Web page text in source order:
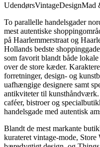
UdendørsVintageDesignMad
To parallelle handelsgader
mest autentiske
på Haarlemmerstraat og
Hollands bedste
som favorit blandt både
over de store kæder.
forretninger, design- og
uafhængige designere samt
antikviteter til
caféer, bistroer og
handelsgade med autentisk
Blandt de mest markante
kurateret vintage-mode,